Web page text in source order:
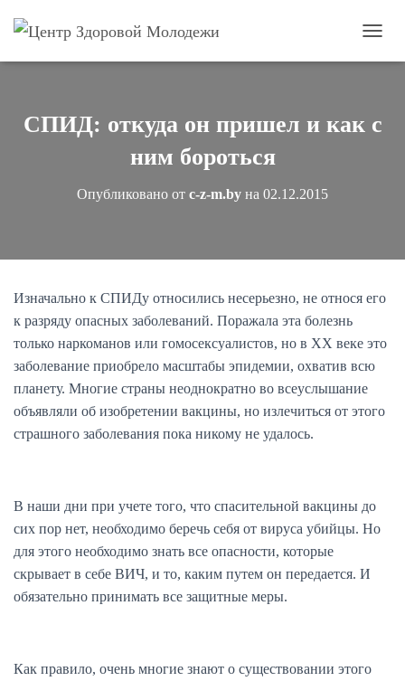
е
л
г
ю
СПИД: откуда он пришел и как с
ним бороться
Опубликовано от c-z-m.by на 02.12.2015
Изначально к СПИДу относились несерьезно, не относя его
к разряду опасных заболеваний. Поражала эта болезнь
только наркоманов или гомосексуалистов, но в XX веке это
заболевание приобрело масштабы эпидемии, охватив всю
планету. Многие страны неоднократно во всеуслышание
объявляли об изобретении вакцины, но излечиться от этого
страшного заболевания пока никому не удалось.
В наши дни при учете того, что спасительной вакцины до
сих пор нет, необходимо беречь себя от вируса убийцы. Но
для этого необходимо знать все опасности, которые
скрывает в себе ВИЧ, и то, каким путем он передается. И
обязательно принимать все защитные меры.
Как правило, очень многие знают о существовании этого